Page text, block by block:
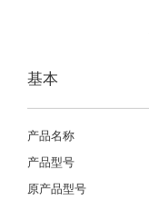
基本
产品名称
产品型号
原产品型号